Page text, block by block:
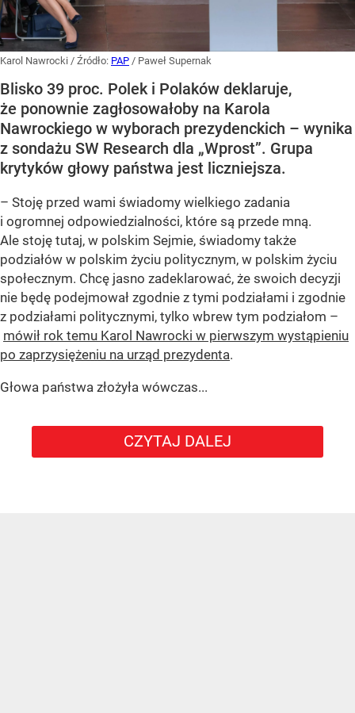
Karol Nawrocki / Źródło: PAP / Paweł Supernak
Blisko 39 proc. Polek i Polaków deklaruje,
że ponownie zagłosowałoby na Karola
Nawrockiego w wyborach prezydenckich – wynika
z sondażu SW Research dla „Wprost”. Grupa
krytyków głowy państwa jest liczniejsza.
– Stoję przed wami świadomy wielkiego zadania
i ogromnej odpowiedzialności, które są przede mną.
Ale stoję tutaj, w polskim Sejmie, świadomy także
podziałów w polskim życiu politycznym, w polskim życiu
społecznym. Chcę jasno zadeklarować, że swoich decyzji
nie będę podejmował zgodnie z tymi podziałami i zgodnie
z podziałami politycznymi, tylko wbrew tym podziałom –
mówił rok temu Karol Nawrocki w pierwszym wystąpieniu
po zaprzysiężeniu na urząd prezydenta.
Głowa państwa złożyła wówczas...
CZYTAJ DALEJ